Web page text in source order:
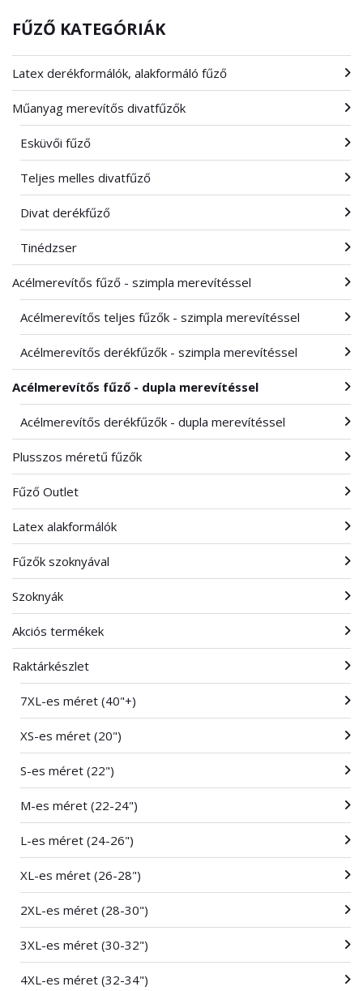
FŰZŐ KATEGÓRIÁK
Latex derékformálók, alakformáló fűző
Műanyag merevítős divatfűzők
Esküvői fűző
Teljes melles divatfűző
Divat derékfűző
Tinédzser
Acélmerevítős fűző - szimpla merevítéssel
Acélmerevítős teljes fűzők - szimpla merevítéssel
Acélmerevítős derékfűzők - szimpla merevítéssel
Acélmerevítős fűző - dupla merevítéssel
Acélmerevítős derékfűzők - dupla merevítéssel
Plusszos méretű fűzők
Fűző Outlet
Latex alakformálók
Fűzők szoknyával
Szoknyák
Akciós termékek
Raktárkészlet
7XL-es méret (40"+)
XS-es méret (20")
S-es méret (22")
M-es méret (22-24")
L-es méret (24-26")
XL-es méret (26-28")
2XL-es méret (28-30")
3XL-es méret (30-32")
4XL-es méret (32-34")